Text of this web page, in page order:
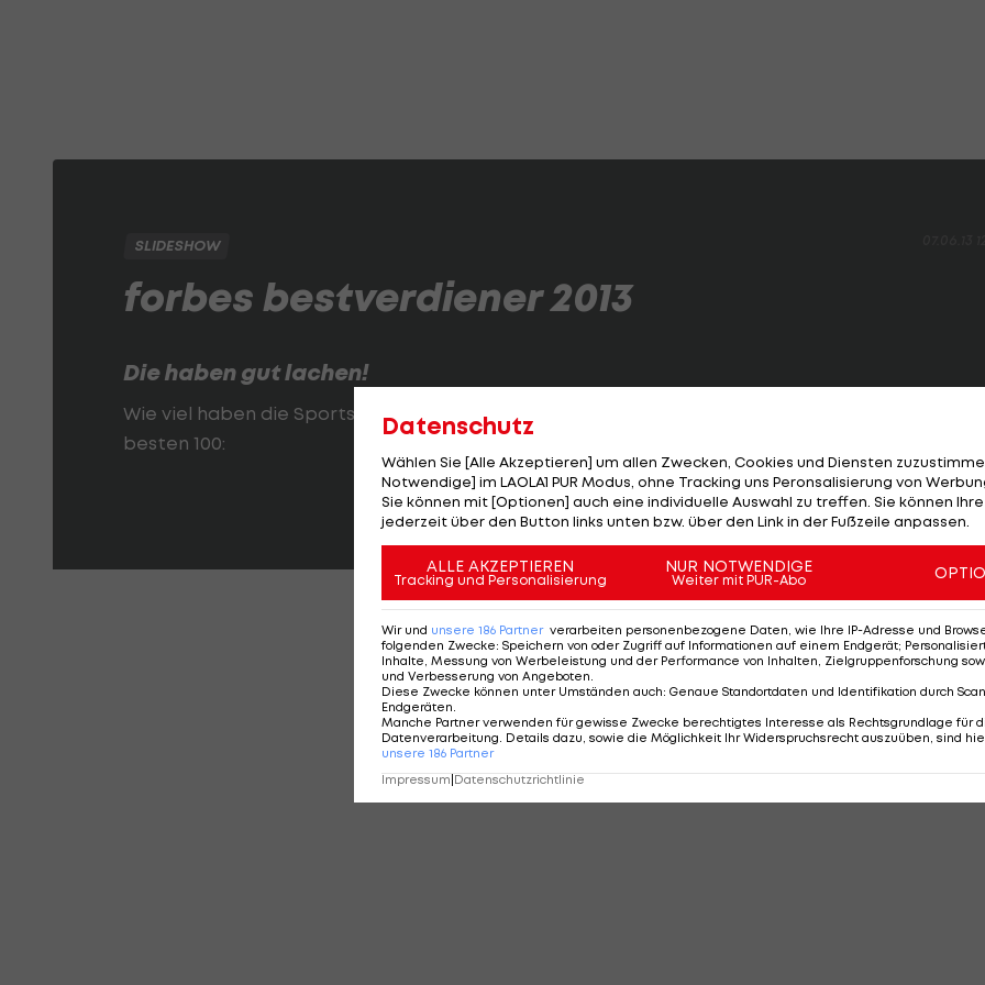
SLIDESHOW
forbes bestverdiener 2013
Die haben gut lachen!
Wie viel haben die Sportstars in den letzten zwölf Monaten verdient? Das
besten 100:
SEITE1 VON 101 WEITER
KOMMENTARE
Datenschutz
Wählen Sie [Alle Akzeptieren] um allen Zwecken, Cookies und Diensten
Notwendige] im LAOLA1 PUR Modus, ohne Tracking uns Peronsalisierung von
Sie können mit [Optionen] auch eine individuelle Auswahl zu treffen. Sie können
jederzeit über den Button links unten bzw. über den Link in der Fußzeile anpassen.
ALLE AKZEPTIEREN
Tracking und Personalisierung
NUR NOTWENDIGE
Weiter mit PUR-Abo
Wir und unsere 186 Partner verarbeiten personenbezogene Daten, wie Ihre IP-Adresse und
folgenden Zwecke: Speichern von oder Zugriff auf Informationen auf einem Endgerät;
Inhalte, Messung von Werbeleistung und der Performance von Inhalten, Zielgruppenforschung
und Verbesserung von Angeboten.
Diese Zwecke können unter Umständen auch: Genaue Standortdaten und Identifikation durch
Endgeräten.
Manche Partner verwenden für gewisse Zwecke berechtigtes Interesse als Rechtsgrundlage für
Datenverarbeitung. Details dazu, sowie die Möglichkeit Ihr Widerspruchsrecht auszuüben, sind
unsere 186 Partner
Impressum Datenschutzrichtlinie